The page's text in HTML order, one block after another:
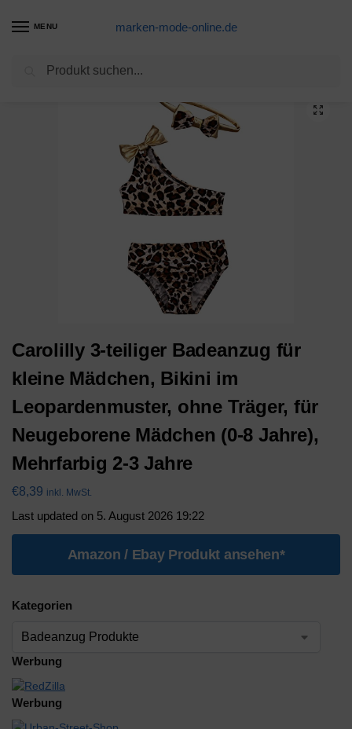
MENU marken-mode-online.de
Badeanzug Produkte
Carolilly 3-teiliger Badeanzug für
kleine Mädchen, Bikini im
Leopardenmuster, ohne Träger, für
Neugeborene Mädchen (0-8 Jahre),
Mehrfarbig 2-3 Jahre
€8,39 inkl. MwSt.
Last updated on 5. August 2026 19:22
Amazon / Ebay Produkt ansehen*
Kategorien
Werbung
Werbung